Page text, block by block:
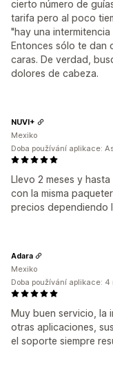
cierto número de
tarifa pero al poco
"hay una intermitencia
Entonces sólo te dan
caras. De verdad,
dolores de cabeza.
Llevo 2 meses y
con la misma
precios dependiendo
NUVI+
Mexiko
Doba používání aplikace:
Muy buen servicio, la
otras aplicaciones,
el soporte siempre
Adara
Mexiko
Doba používání aplikace: 4